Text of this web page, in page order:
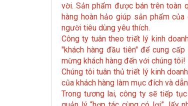
vời. Sản phẩm được bán trên toàn
hàng hoàn hảo giúp sản phẩm
người tiêu dùng yêu thích.
Công ty tuân theo triết lý kinh
"khách hàng đầu tiên" để cung
mừng khách hàng đến với chúng tôi!
Chúng tôi tuân thủ triết lý kinh
của khách hàng làm mục đích và
Trong tương lai, công ty sẽ tiếp